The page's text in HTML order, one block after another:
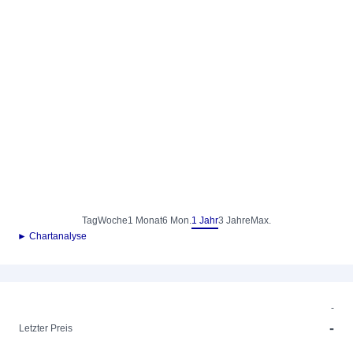
TagWoche1 Monat6 Mon.1 Jahr3 Jahre Max.
► Chartanalyse
-
Letzter Preis
-